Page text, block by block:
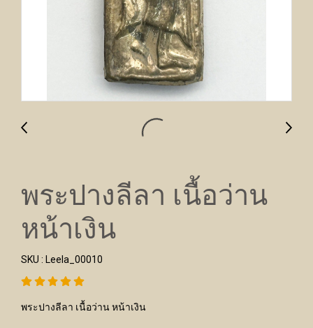
พระปางลีลา เนื้อว่าน
หน้าเงิน
SKU : Leela_00010
พระปางลีลา เนื้อว่าน หน้าเงิน